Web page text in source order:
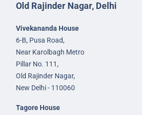
Old Rajinder Nagar, Delhi
Vivekananda House
6-B, Pusa Road,
Near Karolbagh Metro
Pillar No. 111,
Old Rajinder Nagar,
New Delhi - 110060
Tagore House